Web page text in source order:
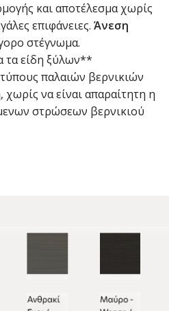
και αποτέλεσμα χωρίς
επιφάνειες. Άνεση
στέγνωμα.
τα είδη ξύλων**
παλαιών βερνικιών
να είναι απαραίτητη η
στρώσεων βερνικιού